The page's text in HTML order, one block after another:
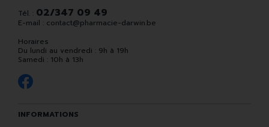
Tél. : 02/347 09 49
E-mail : contact@pharmacie-darwin.be
Horaires
Du lundi au vendredi : 9h à 19h
Samedi : 10h à 13h
INFORMATIONS